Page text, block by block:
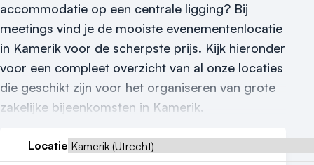
accommodatie op een centrale ligging? Bij
meetings vind je de mooiste evenementenlocatie
in Kamerik voor de scherpste prijs. Kijk hieronder
voor een compleet overzicht van al onze locaties
die geschikt zijn voor het organiseren van grote
zakelijke bijeenkomsten in Kamerik.
Locatie